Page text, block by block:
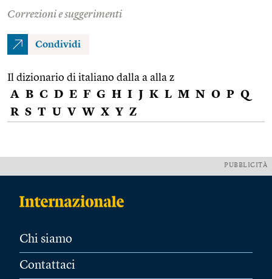
Correzioni e suggerimenti
Condividi
Il dizionario di italiano dalla a alla z
A B C D E F G H I J K L M N O P Q
R S T U V W X Y Z
PUBBLICITÀ
Chi siamo
Contattaci